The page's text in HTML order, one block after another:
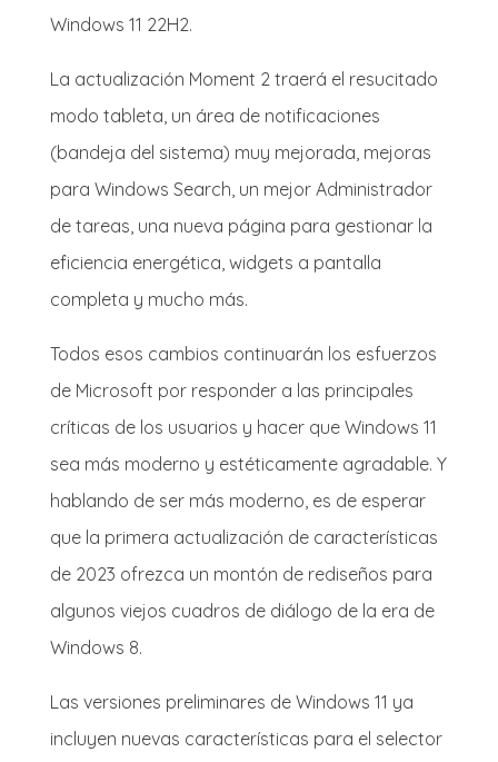
Windows 11 22H2.
La actualización Moment 2 traerá el resucitado
modo tableta, un área de notificaciones
(bandeja del sistema) muy mejorada, mejoras
para Windows Search, un mejor Administrador
de tareas, una nueva página para gestionar la
eficiencia energética, widgets a pantalla
completa y mucho más.
Todos esos cambios continuarán los esfuerzos
de Microsoft por responder a las principales
críticas de los usuarios y hacer que Windows 11
sea más moderno y estéticamente agradable. Y
hablando de ser más moderno, es de esperar
que la primera actualización de características
de 2023 ofrezca un montón de rediseños para
algunos viejos cuadros de diálogo de la era de
Windows 8.
Las versiones preliminares de Windows 11 ya
incluyen nuevas características para el selector